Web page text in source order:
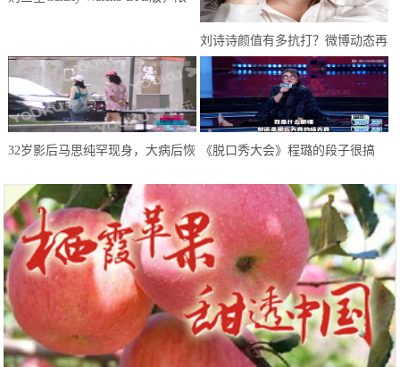
刘诗诗颜值有多抗打？微博动态再
次刷新认知，网友：婚后生活和谐
32岁影后马思纯罕现身，大病后恢
《脱口秀大会》程璐的段子很搞